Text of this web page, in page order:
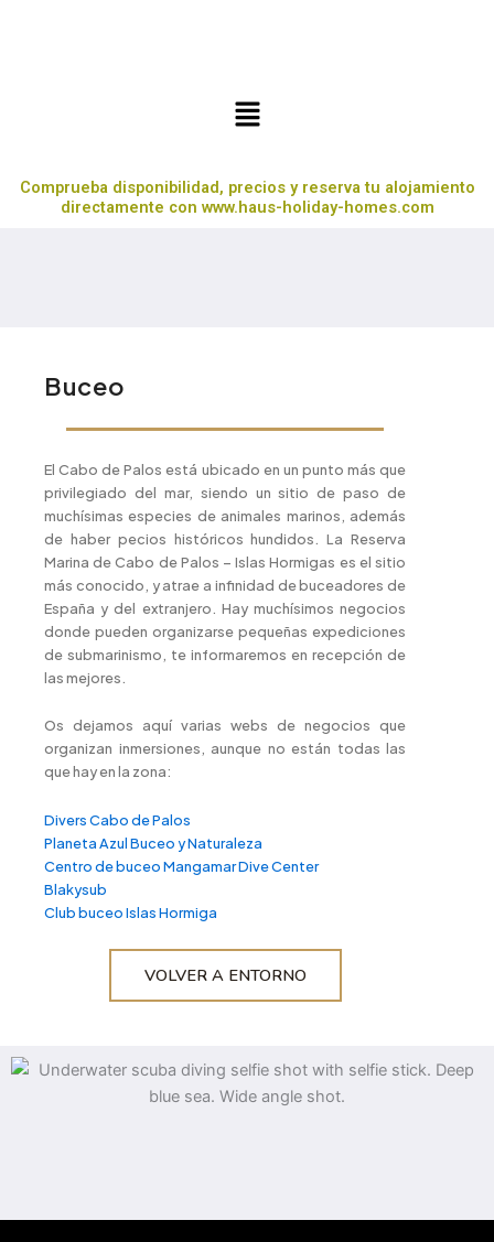
Menú
Comprueba disponibilidad, precios y reserva tu alojamiento
directamente con www.haus-holiday-homes.com
Buceo
El Cabo de Palos está ubicado en un punto más que
privilegiado del mar, siendo un sitio de paso de
muchísimas especies de animales marinos, además
de haber pecios históricos hundidos. La Reserva
Marina de Cabo de Palos – Islas Hormigas es el sitio
más conocido, y atrae a infinidad de buceadores de
España y del extranjero. Hay muchísimos negocios
donde pueden organizarse pequeñas expediciones
de submarinismo, te informaremos en recepción de
las mejores.
Os dejamos aquí varias webs de negocios que
organizan inmersiones, aunque no están todas las
que hay en la zona:
Divers Cabo de Palos
Planeta Azul Buceo y Naturaleza
Centro de buceo Mangamar Dive Center
Blakysub
Club buceo Islas Hormiga
VOLVER A ENTORNO